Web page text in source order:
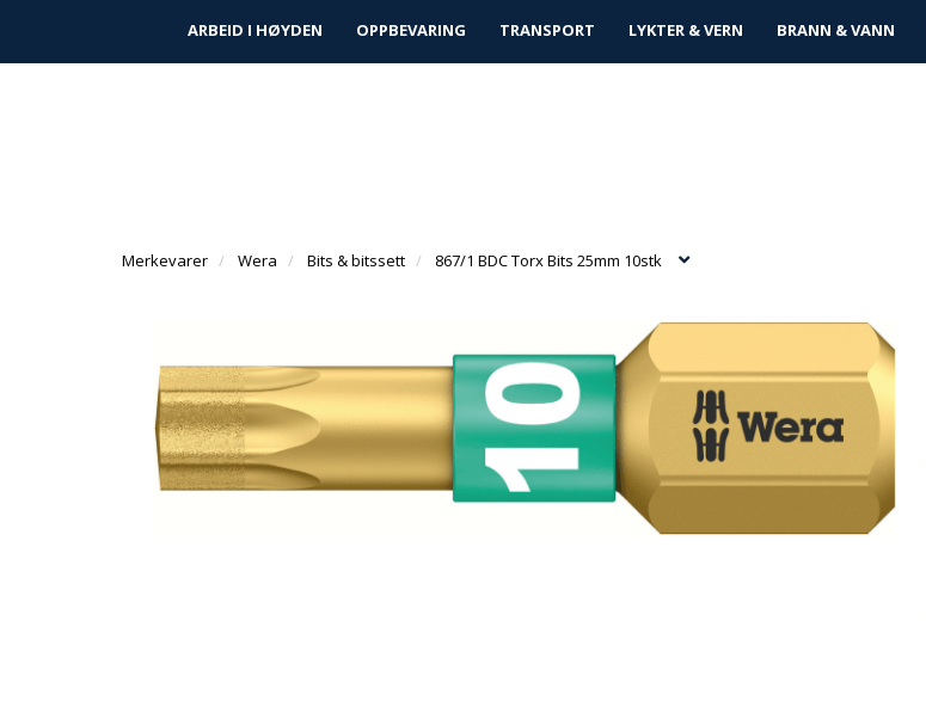
Finn forhandler| Kundeservice| Prosjektløsninger
ARBEID I HØYDEN OPPBEVARING TRANSPORT LYKTER & VERN BRANN & VANN
Merkevarer Wera Bits & bitssett 867/1 BDC Torx Bits 25mm 10stk